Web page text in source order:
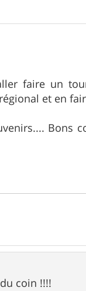
faire un
et en
Bons
coin !!!!